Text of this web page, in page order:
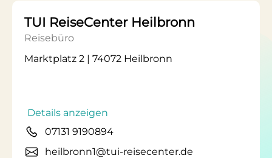
TUI ReiseCenter Heilbronn
Reisebüro
Marktplatz 2 | 74072 Heilbronn
Details anzeigen
07131 9190894
heilbronn1@tui-reisecenter.de